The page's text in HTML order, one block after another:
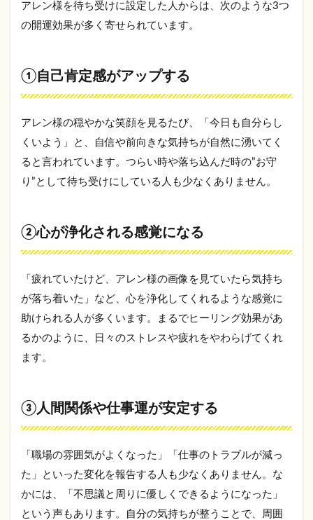
効
果
己肯
ップ
②心
が浄
感覚
にな
る
2.3
間関
係や
運が
SNS
リア
効果
報告
4
アレン様を待ち受けに設定した人からは、次のような3つ
の開運効果が多く寄せられています。
①自己肯定感がアップする
アレン様の穏やかな笑顔を見るたび、「今日も自分らし
くいよう」と、自信や前向きな気持ちが自然に湧いてく
ると言われています。つらい時や落ち込んだ時の”お守
り”として待ち受けにしている人も少なくありません。
②心が浄化される感覚になる
「疲れていたけど、アレン様の画像を見ていたら気持ち
が落ち着いた」など、心を浄化してくれるような感覚に
助けられる人が多くいます。まるでヒーリング効果があ
るかのように、日々のストレスや疲れをやわらげてくれ
ます。
③人間関係や仕事運が安定する
「職場の雰囲気がよくなった」「仕事のトラブルが減っ
た」といった変化を報告する人も少なくありません。な
かには、「不思議と周りに優しくできるようになった」
という声もあります。自分の気持ちが整うことで、周囲